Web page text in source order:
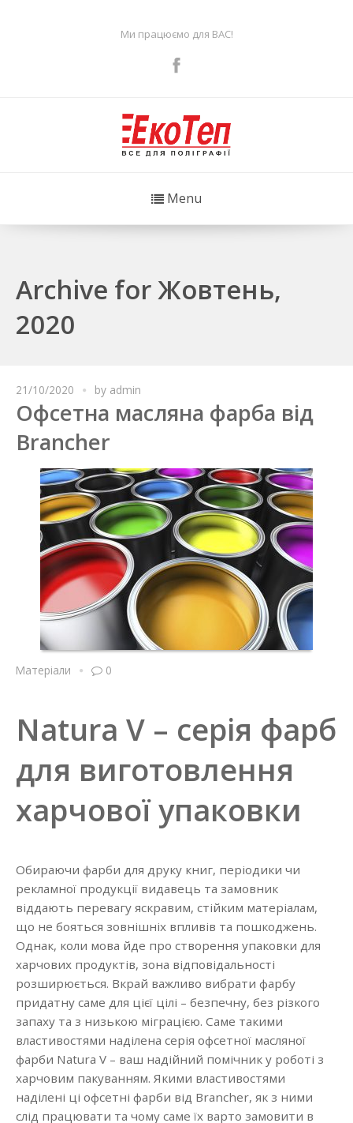
Ми працюємо для ВАС!
Menu
Archive for Жовтень,
2020
21/10/2020 by admin
Офсетна масляна фарба від
Brancher
Матеріали 0
Natura V – серія фарб
для виготовлення
харчової упаковки
Обираючи фарби для друку книг, періодики чи
рекламної продукції видавець та замовник
віддають перевагу яскравим, стійким матеріалам,
що не бояться зовнішніх впливів та пошкоджень.
Однак, коли мова йде про створення упаковки для
харчових продуктів, зона відповідальності
розширюється. Вкрай важливо вибрати фарбу
придатну саме для цієї цілі – безпечну, без різкого
запаху та з низькою міграцією. Саме такими
властивостями наділена серія офсетної масляної
фарби Natura V – ваш надійний помічник у роботі з
харчовим пакуванням. Якими властивостями
наділені ці офсетні фарби від Brancher, як з ними
слід працювати та чому саме їх варто замовити в